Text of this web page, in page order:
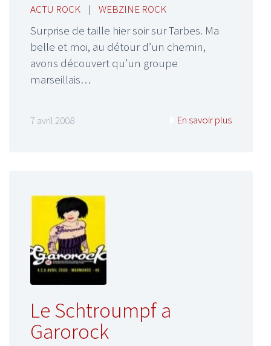
ACTU ROCK | WEBZINE ROCK
Surprise de taille hier soir sur Tarbes. Ma
belle et moi, au détour d’un chemin,
avons découvert qu’un groupe
marseillais…
7 avril 2008 En savoir plus
Le Schtroumpf a
Garorock